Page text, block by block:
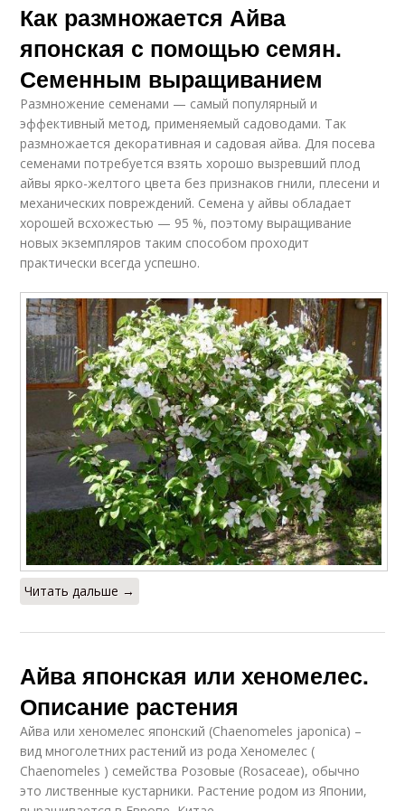
Как размножается Айва
японская с помощью семян.
Семенным выращиванием
Размножение семенами — самый популярный и
эффективный метод, применяемый садоводами. Так
размножается декоративная и садовая айва. Для посева
семенами потребуется взять хорошо вызревший плод
айвы ярко-желтого цвета без признаков гнили, плесени и
механических повреждений. Семена у айвы обладает
хорошей всхожестью — 95 %, поэтому выращивание
новых экземпляров таким способом проходит
практически всегда успешно.
Читать дальше →
Айва японская или хеномелес.
Описание растения
Айва или хеномелес японский (Chaenomeles japonica) –
вид многолетних растений из рода Хеномелес (
Chaenomeles ) семейства Розовые (Rosaceae), обычно
это лиственные кустарники. Растение родом из Японии,